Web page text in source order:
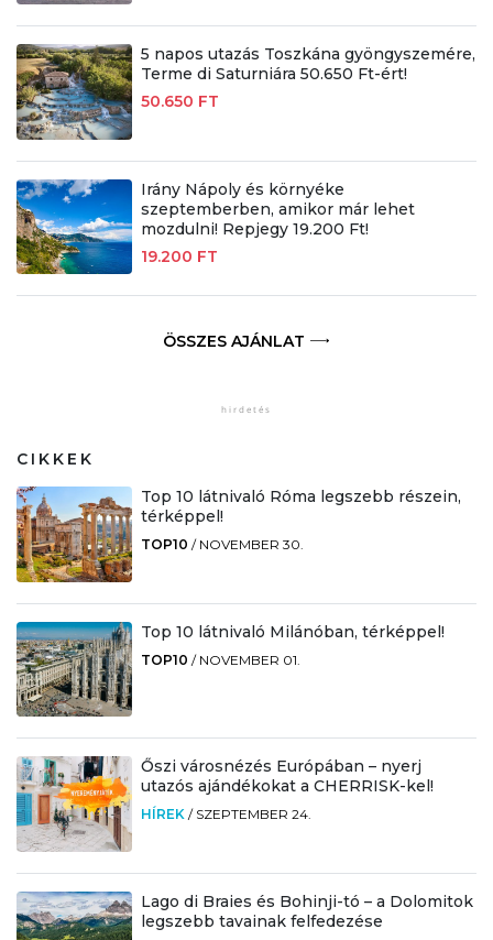
5 napos utazás Toszkána gyöngyszemére,
Terme di Saturniára 50.650 Ft-ért!
50.650 FT
Irány Nápoly és környéke
szeptemberben, amikor már lehet
mozdulni! Repjegy 19.200 Ft!
19.200 FT
ÖSSZES AJÁNLAT
CIKKEK
Top 10 látnivaló Róma legszebb részein,
térképpel!
TOP10 / NOVEMBER 30.
Top 10 látnivaló Milánóban, térképpel!
TOP10 / NOVEMBER 01.
Őszi városnézés Európában – nyerj
utazós ajándékokat a CHERRISK-kel!
HÍREK / SZEPTEMBER 24.
Lago di Braies és Bohinji-tó – a Dolomitok
legszebb tavainak felfedezése